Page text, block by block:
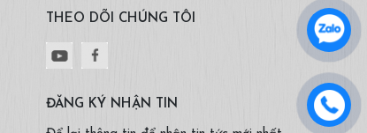
THEO DÕI CHÚNG TÔI
ĐĂNG KÝ NHẬN TIN